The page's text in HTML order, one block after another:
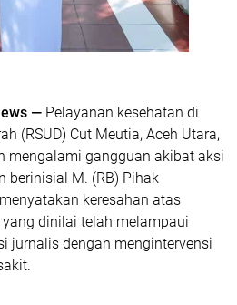
— Pelayanan kesehatan di
(RSUD) Cut Meutia, Aceh Utara,
mengalami gangguan akibat aksi
berinisial M. (RB) Pihak
keresahan atas
dinilai telah melampaui
jurnalis dengan mengintervensi